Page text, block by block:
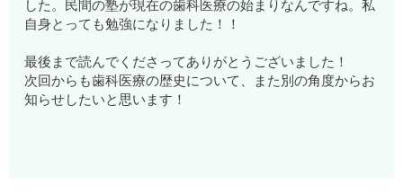
した。民間の塾が現在の歯科医療の始まりなんですね。私
自身とっても勉強になりました！！
最後まで読んでくださってありがとうございました！
次回からも歯科医療の歴史について、また別の角度からお
知らせしたいと思います！